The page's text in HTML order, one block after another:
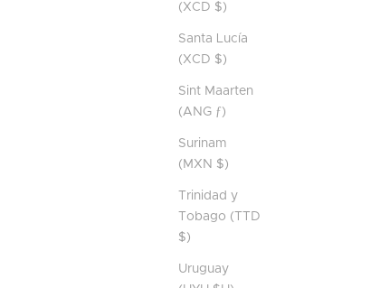
(XCD $)
Santa Lucía
(XCD $)
Sint Maarten
(ANG ƒ)
Surinam
(MXN $)
Trinidad y
Tobago (TTD
$)
Uruguay